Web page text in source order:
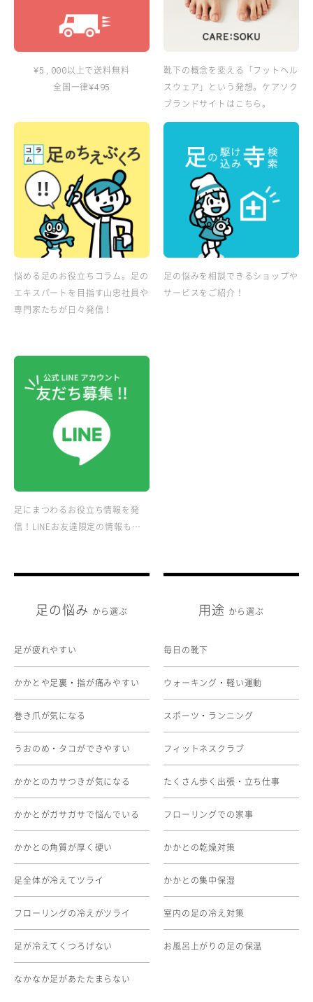
¥5,000以上で送料無料
全国一律¥495
靴下の概念を変える「フットヘル
スウェア」という発想。ケアソク
ブランドサイトはこちら。
悩める足のお役立ちコラム。足の
エキスパートを目指す山忠社員や
専門家たちが日々発信！
足の悩みを相談できるショップや
サービスをご紹介！
足にまつわるお役立ち情報を発
信！LINEお友達限定の情報も…
足の悩み から選ぶ
足が疲れやすい
かかとや足裏・指が痛みやすい
巻き爪が気になる
うおのめ・タコができやすい
かかとのカサつきが気になる
かかとがガサガサで悩んでいる
かかとの角質が厚く硬い
足全体が冷えてツライ
フローリングの冷えがツライ
足が冷えてくつろげない
なかなか足があたたまらない
用途 から選ぶ
毎日の靴下
ウォーキング・軽い運動
スポーツ・ランニング
フィットネスクラブ
たくさん歩く出張・立ち仕事
フローリングでの家事
かかとの乾燥対策
かかとの集中保湿
室内の足の冷え対策
お風呂上がりの足の保温